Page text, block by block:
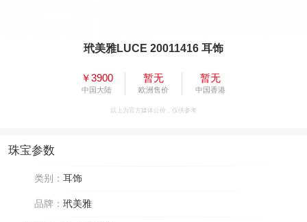
玳美雅LUCE 20011416 耳饰
￥3900
中国大陆
暂无
欧洲售价
暂无
中国香港
以上为官方媒体公价，仅供参考
珠宝参数
类别： 耳饰
品牌： 玳美雅